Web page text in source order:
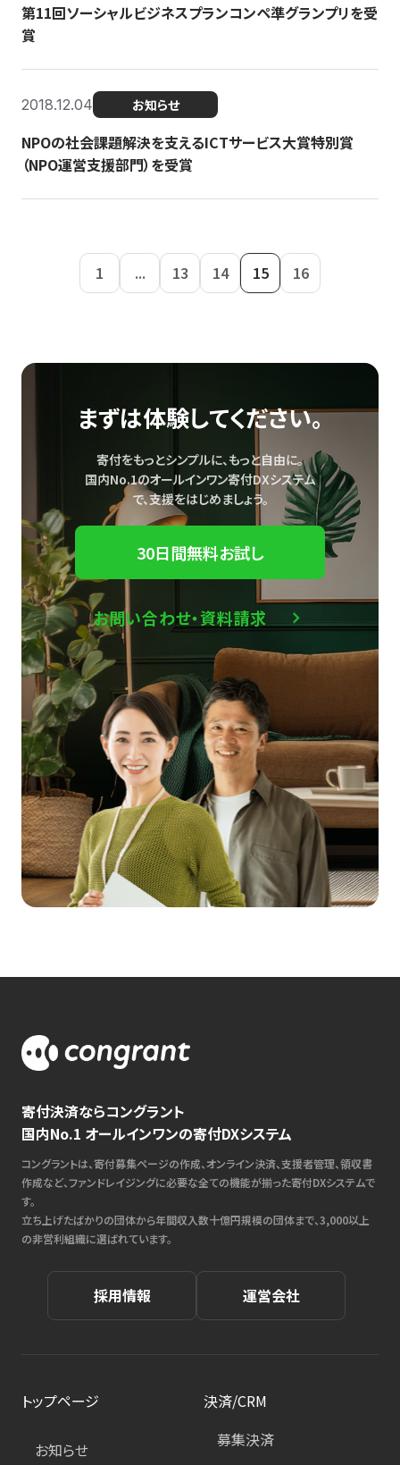
第11回ソーシャルビジネスプランコンペ準グランプリを受
賞
2018.12.04 お知らせ
NPOの社会課題解決を支えるICTサービス大賞特別賞
（NPO運営支援部門）を受賞
1 ... 13 14 15 16
まずは体験してください。
寄付をもっとシンプルに、もっと自由に。
国内No.1のオールインワン寄付DXシステム
で、支援をはじめましょう。
30日間無料お試し
お問い合わせ・資料請求
寄付決済ならコングラント
国内No.1 オールインワンの寄付DXシステム
コングラントは、寄付募集ページの作成、オンライン決済、支援者管理、領収書
作成など、ファンドレイジングに必要な全ての機能が揃った寄付DXシステムで
す。
立ち上げたばかりの団体から年間収入数十億円規模の団体まで、3,000以上
の非営利組織に選ばれています。
採用情報 運営会社
トップページ
お知らせ
決済/CRM
募集決済